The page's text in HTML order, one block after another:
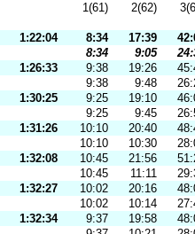
1(61)
2(62)
1:22:04 8:34 17:39
8:34
9:05
1:26:33 9:38 19:26
9:38
9:48
1:30:25 9:25 19:10
9:25
9:45
1:31:26 10:10 20:40
10:10
10:30
1:32:08 10:45 21:56
10:45
11:11
1:32:27 10:02 20:16
10:02
10:14
1:32:34 9:37 19:58